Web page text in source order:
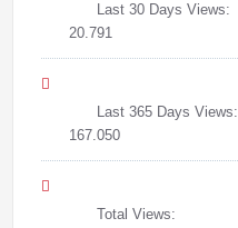
Last 30 Days Views:
20.791
Last 365 Days Views:
167.050
Total Views: